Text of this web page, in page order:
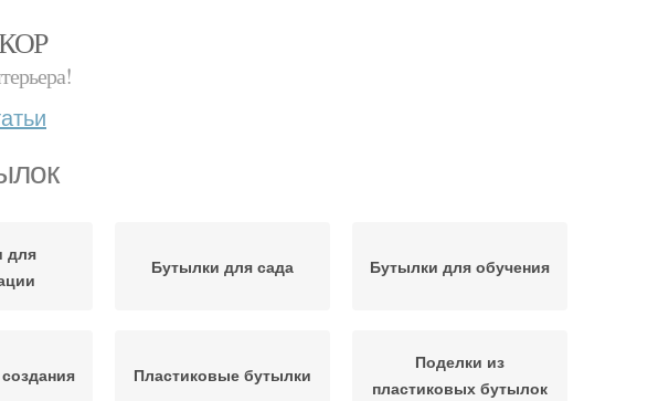
для
Бутылки для сада Бутылки для обучения
Пластиковые бутылки
Поделки из
пластиковых бутылок